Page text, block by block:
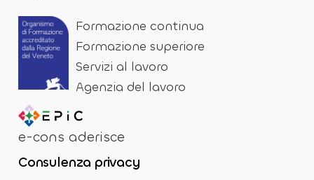
Formazione continua
Formazione superiore
Servizi al lavoro
Agenzia del lavoro
e-cons aderisce
Consulenza privacy